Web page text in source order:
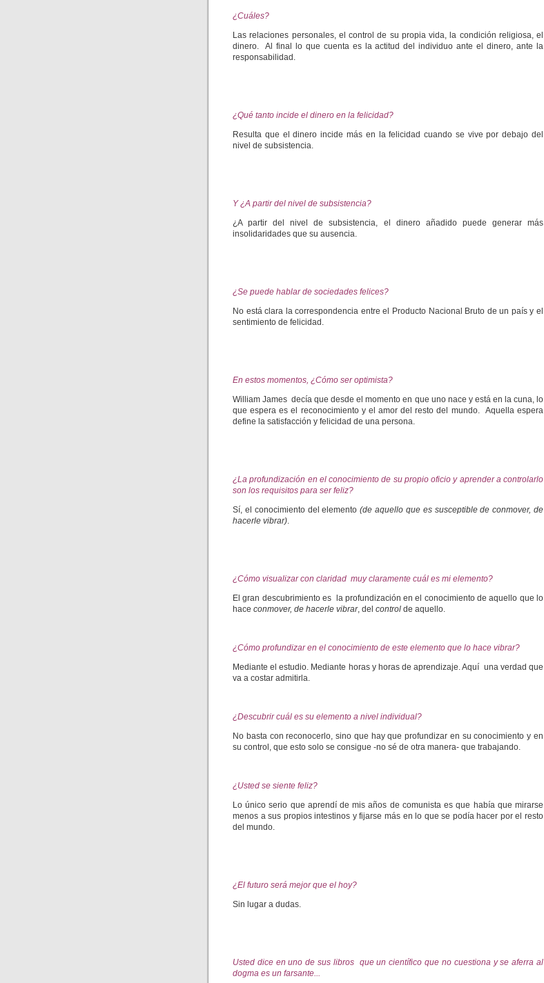
¿Cuáles?
Las relaciones personales, el control de su propia vida, la condición religiosa, el
dinero. Al final lo que cuenta es la actitud del individuo ante el dinero, ante la
responsabilidad.
¿Qué tanto incide el dinero en la felicidad?
Resulta que el dinero incide más en la felicidad cuando se vive por debajo del
nivel de subsistencia.
Y ¿A partir del nivel de subsistencia?
¿A partir del nivel de subsistencia, el dinero añadido puede generar más
insolidaridades que su ausencia.
¿Se puede hablar de sociedades felices?
No está clara la correspondencia entre el Producto Nacional Bruto de un país y el
sentimiento de felicidad.
En estos momentos, ¿Cómo ser optimista?
William James decía que desde el momento en que uno nace y está en la cuna, lo
que espera es el reconocimiento y el amor del resto del mundo. Aquella espera
define la satisfacción y felicidad de una persona.
¿La profundización en el conocimiento de su propio oficio y aprender a controlarlo
son los requisitos para ser feliz?
Sí, el conocimiento del elemento(de aquello que es susceptible de conmover, de
hacerle vibrar).
¿Cómo visualizar con claridad muy claramente cuál es mi elemento?
El gran descubrimiento es la profundización en el conocimiento de aquello que lo
hace conmover, de hacerle vibrar, del control de aquello.
¿Cómo profundizar en el conocimiento de este elemento que lo hace vibrar?
Mediante el estudio. Mediante horas y horas de aprendizaje. Aquí una verdad que
va a costar admitirla.
¿Descubrir cuál es su elemento a nivel individual?
No basta con reconocerlo, sino que hay que profundizar en su conocimiento y en
su control, que esto solo se consigue -no sé de otra manera- que trabajando.
¿Usted se siente feliz?
Lo único serio que aprendí de mis años de comunista es que había que mirarse
menos a sus propios intestinos y fijarse más en lo que se podía hacer por el resto
del mundo.
¿El futuro será mejor que el hoy?
Sin lugar a dudas.
Usted dice en uno de sus libros que un científico que no cuestiona y se aferra al
dogma es un farsante...